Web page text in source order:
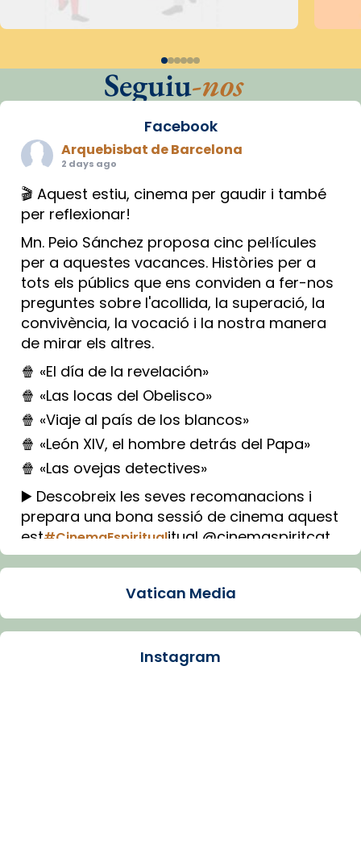
Seguiu-nos
Facebook
Arquebisbat de Barcelona
2 days ago
🎬 Aquest estiu, cinema per gaudir i també
per reflexionar!
Mn. Peio Sánchez proposa cinc pel·lícules
per a aquestes vacances. Històries per a
tots els públics que ens conviden a fer-nos
preguntes sobre l'acollida, la superació, la
convivència, la vocació i la nostra manera
de mirar els altres.
🍿 «El día de la revelación»
🍿 «Las locas del Obelisco»
🍿 «Viaje al país de los blancos»
🍿 «León XIV, el hombre detrás del Papa»
🍿 «Las ovejas detectives»
▶️ Descobreix les seves recomanacions i
prepara una bona sessió de cinema aquest
est#CinemaEspiritualitual @cinemaspiritcat
Imatge: Generada amb IA (OpenAI)
Arquebisbat de Barcelona
Vatican Media
Instagram